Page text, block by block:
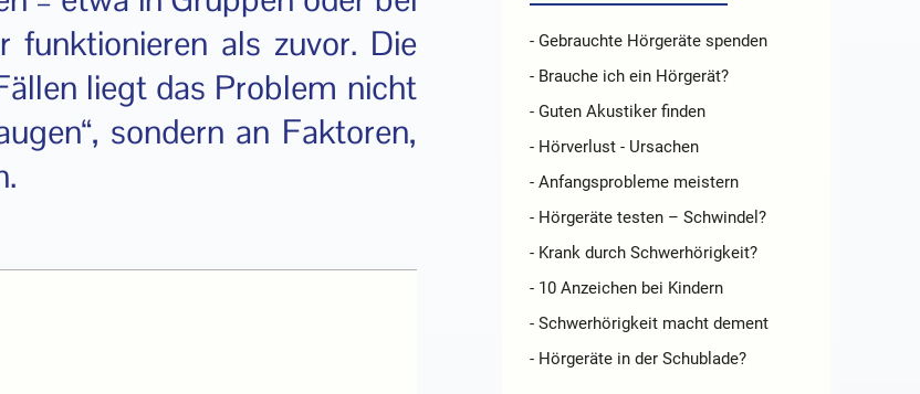
funktionieren als zuvor. Die
liegt das Problem nicht
sondern an Faktoren,
- Gebrauchte Hörgeräte spenden
- Brauche ich ein Hörgerät?
- Guten Akustiker finden
- Hörverlust - Ursachen
- Anfangsprobleme meistern
- Hörgeräte testen – Schwindel?
- Krank durch Schwerhörigkeit?
- 10 Anzeichen bei Kindern
- Schwerhörigkeit macht dement
- Hörgeräte in der Schublade?